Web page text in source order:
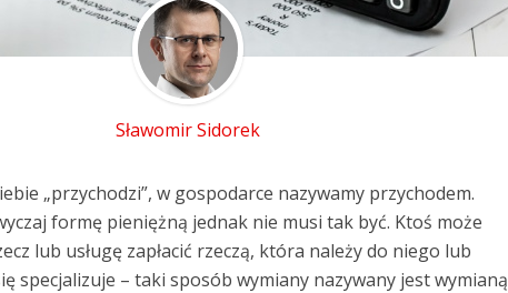
Sławomir Sidorek
„przychodzi”, w gospodarce nazywamy przychodem.
formę pieniężną jednak nie musi tak być. Ktoś może
lub usługę zapłacić rzeczą, która należy do niego lub
specjalizuje – taki sposób wymiany nazywany jest wymianą